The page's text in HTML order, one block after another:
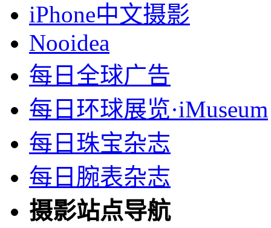
iPhone中文摄影
Nooidea
每日全球广告
每日环球展览·iMuseum
每日珠宝杂志
每日腕表杂志
摄影站点导航